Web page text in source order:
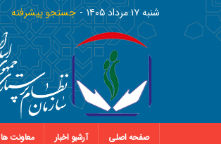
شنبه ١٧ مرداد ١٤٠٥ جستجو پیشرفته
صفحه اصلی آرشیو اخبار معاونت ها